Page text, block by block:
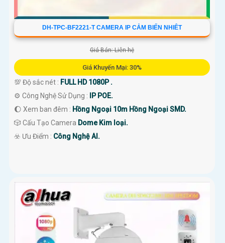
DH-TPC-BF2221-T CAMERA IP CẢM BIẾN NHIÊT
Giá Bán: Liên hệ
Giá Khuyến Mại: 30%
💯 Độ sắc nét : FULL HD 1080P .
⚙ Công Nghệ Sử Dụng :
IP POE.
🌔 Xem ban đêm : Hồng Ngoại 10m Hồng Ngoại SMD.
🎲 Cấu Tạo Camera Dome Kim loại.
️☣️ Ưu Điểm : Công Nghệ AI.